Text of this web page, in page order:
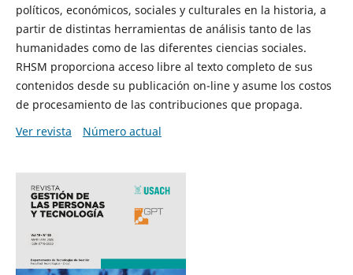
políticos, económicos, sociales y culturales en la historia, a
partir de distintas herramientas de análisis tanto de las
humanidades como de las diferentes ciencias sociales.
RHSM proporciona acceso libre al texto completo de sus
contenidos desde su publicación on-line y asume los costos
de procesamiento de las contribuciones que propaga.
Ver revista
Número actual